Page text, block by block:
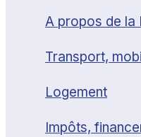
A propos de la
Transport,
Logement
Impôts,